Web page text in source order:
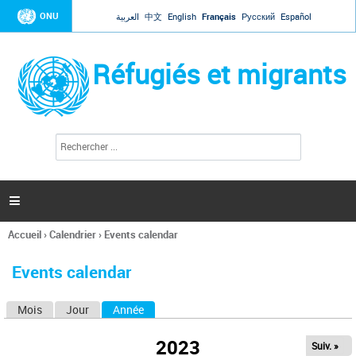
Jump to navigation
ONU العربية 中文 English Français Русский Español
Réfugiés et migrants
l
c
h
e

Vous
ici
Accueil›Calendrier› Events calendar
Events calendar
Mois Jour Année
2023 Suiv. »